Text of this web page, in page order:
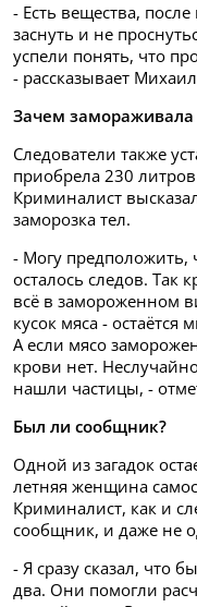
- Есть вещества,
заснуть и не
успели понять, что
- рассказывает
Зачем замораживала
Следователи также
приобрела 230
Криминалист
заморозка тел.
- Могу предположить,
осталось следов. Так
всё в замороженном
кусок мяса - остаётся
А если мясо
крови нет.
нашли частицы, -
Был ли сообщник?
Одной из загадок
летняя женщина
Криминалист, как и
сообщник, и даже не
- Я сразу сказал, что
два. Они помогли